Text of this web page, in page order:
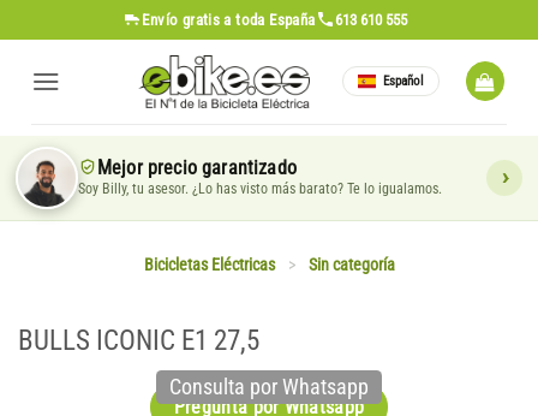
al
contenido
Envío gratis a toda España 613 610 555
Español
Mejor precio garantizado
Soy Billy, tu asesor. ¿Lo has visto más barato? Te lo igualamos.
Bicicletas Eléctricas > Sin categoría
BULLS ICONIC E1 27,5
Pregunta por Whatsapp
Consulta por Whatsapp